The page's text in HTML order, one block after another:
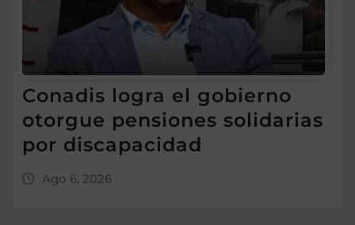
Conadis logra el gobierno
otorgue pensiones solidarias
por discapacidad
Ago 6, 2026